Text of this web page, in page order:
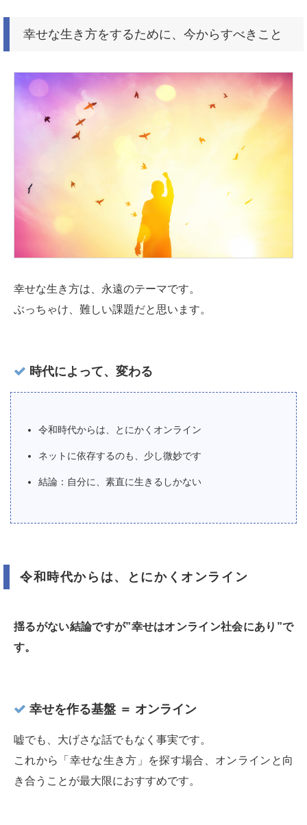
幸せな生き方をするために、今からすべきこと
幸せな生き方は、永遠のテーマです。
ぶっちゃけ、難しい課題だと思います。
時代によって、変わる
令和時代からは、とにかくオンライン
ネットに依存するのも、少し微妙です
結論：自分に、素直に生きるしかない
令和時代からは、とにかくオンライン
揺るがない結論ですが”幸せはオンライン社会にあり”で
す。
幸せを作る基盤 ＝ オンライン
嘘でも、大げさな話でもなく事実です。
これから「幸せな生き方」を探す場合、オンラインと向
き合うことが最大限におすすめです。